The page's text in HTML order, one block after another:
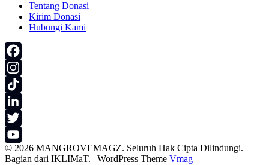
Tentang Donasi
Kirim Donasi
Hubungi Kami
Facebook
Instagram
TikTok
LinkedIn
Twitter
YouTube
© 2026 MANGROVEMAGZ. Seluruh Hak Cipta Dilindungi.
Bagian dari IKLIMaT. | WordPress Theme Vmag